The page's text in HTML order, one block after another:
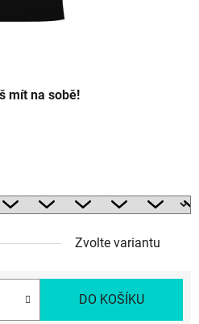
mít na sobě!
Zvolte variantu
DO KOŠÍKU